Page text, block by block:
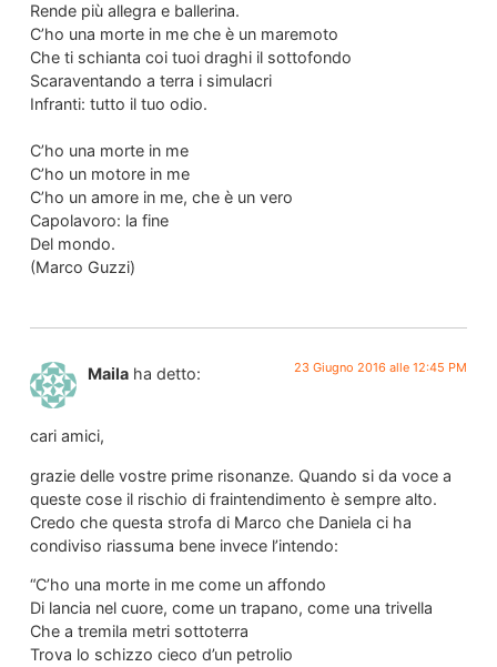
Rende più allegra e ballerina.
C’ho una morte in me che è un maremoto
Che ti schianta coi tuoi draghi il sottofondo
Scaraventando a terra i simulacri
Infranti: tutto il tuo odio.
C’ho una morte in me
C’ho un motore in me
C’ho un amore in me, che è un vero
Capolavoro: la fine
Del mondo.
(Marco Guzzi)
Maila ha detto: 23 Giugno 2016 alle 12:45 PM
cari amici,
grazie delle vostre prime risonanze. Quando si da voce a
queste cose il rischio di fraintendimento è sempre alto.
Credo che questa strofa di Marco che Daniela ci ha
condiviso riassuma bene invece l’intendo:
“C’ho una morte in me come un affondo
Di lancia nel cuore, come un trapano, come una trivella
Che a tremila metri sottoterra
Trova lo schizzo cieco d’un petrolio